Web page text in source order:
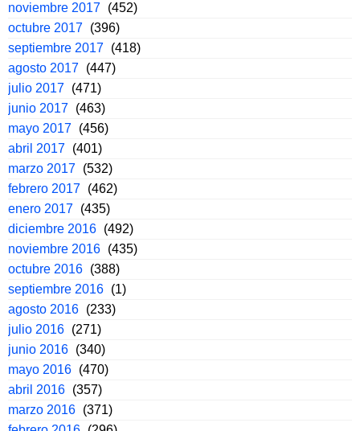
noviembre 2017 (452)
octubre 2017 (396)
septiembre 2017 (418)
agosto 2017 (447)
julio 2017 (471)
junio 2017 (463)
mayo 2017 (456)
abril 2017 (401)
marzo 2017 (532)
febrero 2017 (462)
enero 2017 (435)
diciembre 2016 (492)
noviembre 2016 (435)
octubre 2016 (388)
septiembre 2016 (1)
agosto 2016 (233)
julio 2016 (271)
junio 2016 (340)
mayo 2016 (470)
abril 2016 (357)
marzo 2016 (371)